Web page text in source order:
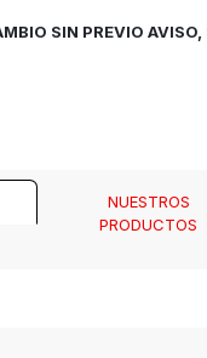
SIN PREVIO
NUESTROS
PRODUCTOS